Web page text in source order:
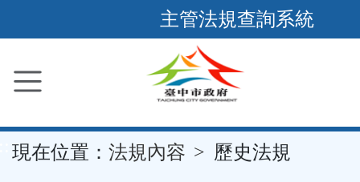
到
要
容
區
主管法規查詢系統
現在位置： 法規內容 歷史法規